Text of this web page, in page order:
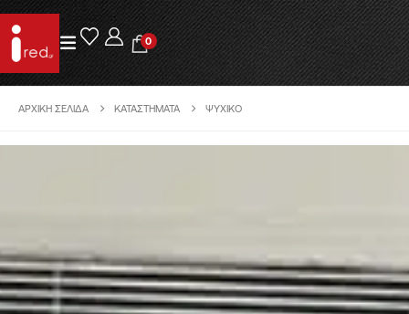
0
ΑΡΧΙΚΉ ΣΕΛΊΔΑ ΚΑΤΑΣΤΉΜΑΤΑ ΨΥΧΙΚΌ